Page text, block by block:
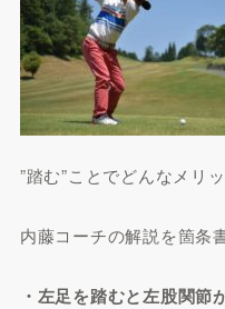
”踏む”ことでどんなメリ
内藤コーチの解説を箇条
・左足を踏むと左股関